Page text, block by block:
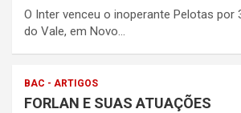
O Inter venceu o inoperante Pelotas por
do Vale, em Novo…
BAC - ARTIGOS
FORLAN E SUAS ATUAÇÕES